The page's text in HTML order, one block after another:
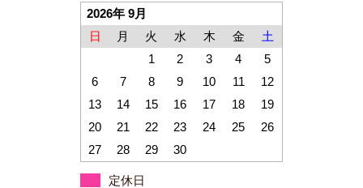
2026年 9月
日
月 火 水 木 金
土
1
2 3 4
5
6
7 8 9 10 11
12
13
14 15 16 17 18
19
20
21 22 23 24 25
26
27
28 29 30
定休日